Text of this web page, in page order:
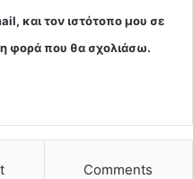
και τον ιστότοπο μου σε
φορά που θα σχολιάσω.
Comments